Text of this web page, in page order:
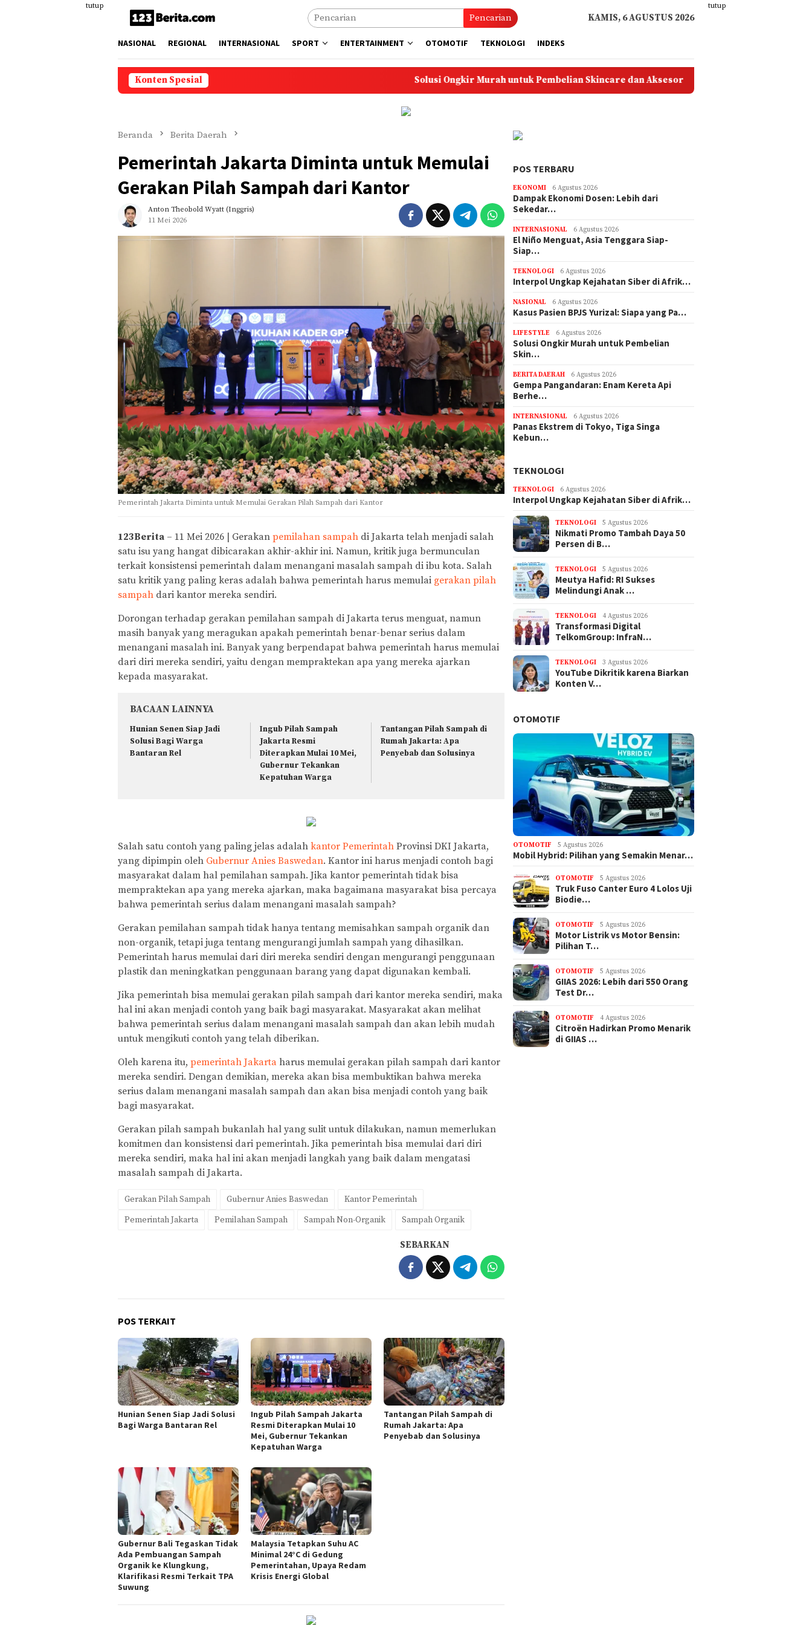
tutup tutup
Pencarian KAMIS, 6 AGUSTUS 2026
NASIONAL REGIONAL INTERNASIONAL SPORT ENTERTAINMENT OTOMOTIF TEKNOLOGI INDEKS
Konten Spesial Solusi Ongkir Murah untuk Pembelian Skincare dan Aksesoris Online
Beranda Berita Daerah
Pemerintah Jakarta Diminta untuk Memulai
Gerakan Pilah Sampah dari Kantor
Anton Theobold Wyatt (inggris)
11 Mei 2026
Pemerintah Jakarta Diminta untuk Memulai Gerakan Pilah Sampah dari Kantor
123Berita – 11 Mei 2026 | Gerakan pemilahan sampah di Jakarta telah menjadi salah
satu isu yang hangat dibicarakan akhir-akhir ini. Namun, kritik juga bermunculan
terkait konsistensi pemerintah dalam menangani masalah sampah di ibu kota. Salah
satu kritik yang paling keras adalah bahwa pemerintah harus memulai gerakan pilah
sampah dari kantor mereka sendiri.
Dorongan terhadap gerakan pemilahan sampah di Jakarta terus menguat, namun
masih banyak yang meragukan apakah pemerintah benar-benar serius dalam
menangani masalah ini. Banyak yang berpendapat bahwa pemerintah harus memulai
dari diri mereka sendiri, yaitu dengan mempraktekan apa yang mereka ajarkan
kepada masyarakat.
BACAAN LAINNYA
Hunian Senen Siap Jadi
Solusi Bagi Warga
Bantaran Rel
Ingub Pilah Sampah
Jakarta Resmi
Diterapkan Mulai 10 Mei,
Gubernur Tekankan
Kepatuhan Warga
Tantangan Pilah Sampah di
Rumah Jakarta: Apa
Penyebab dan Solusinya
Salah satu contoh yang paling jelas adalah kantor Pemerintah Provinsi DKI Jakarta,
yang dipimpin oleh Gubernur Anies Baswedan. Kantor ini harus menjadi contoh bagi
masyarakat dalam hal pemilahan sampah. Jika kantor pemerintah tidak bisa
mempraktekan apa yang mereka ajarkan, maka bagaimana masyarakat bisa percaya
bahwa pemerintah serius dalam menangani masalah sampah?
Gerakan pemilahan sampah tidak hanya tentang memisahkan sampah organik dan
non-organik, tetapi juga tentang mengurangi jumlah sampah yang dihasilkan.
Pemerintah harus memulai dari diri mereka sendiri dengan mengurangi penggunaan
plastik dan meningkatkan penggunaan barang yang dapat digunakan kembali.
Jika pemerintah bisa memulai gerakan pilah sampah dari kantor mereka sendiri, maka
hal ini akan menjadi contoh yang baik bagi masyarakat. Masyarakat akan melihat
bahwa pemerintah serius dalam menangani masalah sampah dan akan lebih mudah
untuk mengikuti contoh yang telah diberikan.
Oleh karena itu, pemerintah Jakarta harus memulai gerakan pilah sampah dari kantor
mereka sendiri. Dengan demikian, mereka akan bisa membuktikan bahwa mereka
serius dalam menangani masalah sampah dan akan bisa menjadi contoh yang baik
bagi masyarakat.
Gerakan pilah sampah bukanlah hal yang sulit untuk dilakukan, namun memerlukan
komitmen dan konsistensi dari pemerintah. Jika pemerintah bisa memulai dari diri
mereka sendiri, maka hal ini akan menjadi langkah yang baik dalam mengatasi
masalah sampah di Jakarta.
Gerakan Pilah Sampah Gubernur Anies Baswedan
Kantor Pemerintah
Pemerintah Jakarta
Pemilahan Sampah Sampah Non-Organik Sampah Organik
SEBARKAN
POS TERKAIT
Hunian Senen Siap Jadi Solusi
Bagi Warga Bantaran Rel
Ingub Pilah Sampah Jakarta
Resmi Diterapkan Mulai 10
Mei, Gubernur Tekankan
Kepatuhan Warga
Tantangan Pilah Sampah di
Rumah Jakarta: Apa
Penyebab dan Solusinya
Gubernur Bali Tegaskan Tidak
Ada Pembuangan Sampah
Organik ke Klungkung,
Klarifikasi Resmi Terkait TPA
Suwung
Malaysia Tetapkan Suhu AC
Minimal 24°C di Gedung
Pemerintahan, Upaya Redam
Krisis Energi Global
POS TERBARU
EKONOMI 6 Agustus 2026
Dampak Ekonomi Dosen: Lebih dari
Sekedar…
INTERNASIONAL 6 Agustus 2026
El Niño Menguat, Asia Tenggara Siap-
Siap…
TEKNOLOGI 6 Agustus 2026
Interpol Ungkap Kejahatan Siber di Afrik…
NASIONAL 6 Agustus 2026
Kasus Pasien BPJS Yurizal: Siapa yang Pa…
LIFESTYLE 6 Agustus 2026
Solusi Ongkir Murah untuk Pembelian
Skin…
BERITA DAERAH 6 Agustus 2026
Gempa Pangandaran: Enam Kereta Api
Berhe…
INTERNASIONAL 6 Agustus 2026
Panas Ekstrem di Tokyo, Tiga Singa
Kebun…
TEKNOLOGI
TEKNOLOGI 6 Agustus 2026
Interpol Ungkap Kejahatan Siber di Afrik…
TEKNOLOGI 5 Agustus 2026
Nikmati Promo Tambah Daya 50
Persen di B…
TEKNOLOGI 5 Agustus 2026
Meutya Hafid: RI Sukses
Melindungi Anak …
TEKNOLOGI 4 Agustus 2026
Transformasi Digital
TelkomGroup: InfraN…
TEKNOLOGI 3 Agustus 2026
YouTube Dikritik karena Biarkan
Konten V…
OTOMOTIF
OTOMOTIF 5 Agustus 2026
Mobil Hybrid: Pilihan yang Semakin Menar…
OTOMOTIF 5 Agustus 2026
Truk Fuso Canter Euro 4 Lolos Uji
Biodie…
OTOMOTIF 5 Agustus 2026
Motor Listrik vs Motor Bensin:
Pilihan T…
OTOMOTIF 5 Agustus 2026
GIIAS 2026: Lebih dari 550 Orang
Test Dr…
OTOMOTIF 4 Agustus 2026
Citroën Hadirkan Promo Menarik
di GIIAS …